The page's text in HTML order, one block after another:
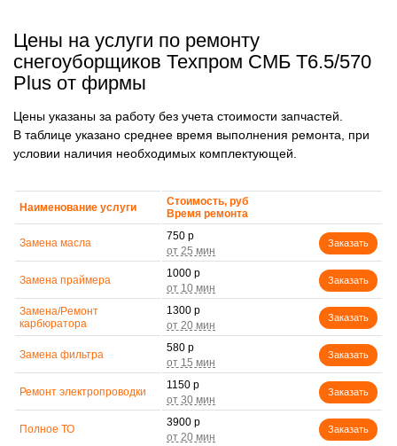
Цены на услуги по ремонту
снегоуборщиков Техпром СМБ Т6.5/570
Plus от фирмы
Цены указаны за работу без учета стоимости запчастей.
В таблице указано среднее время выполнения ремонта, при
условии наличия необходимых комплектующей.
Наименование услуги
Стоимость, руб
Время ремонта
Замена масла
750 р
Заказать
Замена праймера
1000 р
Заказать
Замена/Pемонт
карбюратора
1300 р
Заказать
Замена фильтра
580 р
Заказать
Ремонт электропроводки
1150 р
Заказать
Полное ТО
3900 р
Заказать